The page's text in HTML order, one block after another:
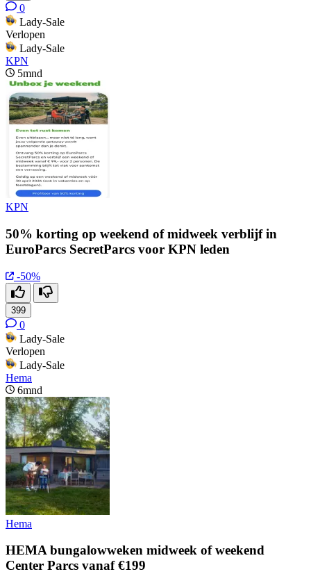
0
Lady-Sale
Verlopen
Lady-Sale
KPN
5mnd
KPN
50% korting op weekend of midweek verblijf in
EuroParcs SecretParcs voor KPN leden
-50%
399
0
Lady-Sale
Verlopen
Lady-Sale
Hema
6mnd
Hema
HEMA bungalowweken midweek of weekend
Center Parcs vanaf €199